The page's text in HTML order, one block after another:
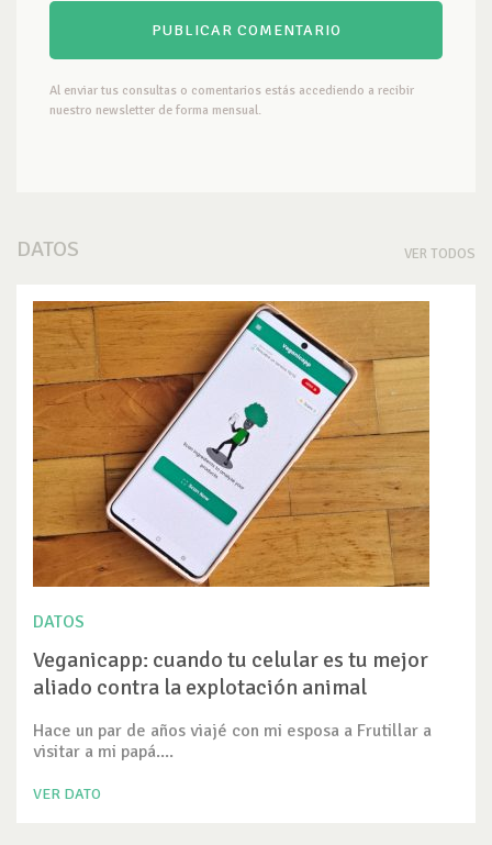
Al enviar tus consultas o comentarios estás accediendo a recibir
nuestro newsletter de forma mensual.
DATOS VER TODOS
DATOS
Veganicapp: cuando tu celular es tu mejor
aliado contra la explotación animal
Hace un par de años viajé con mi esposa a Frutillar a
visitar a mi papá....
VER DATO